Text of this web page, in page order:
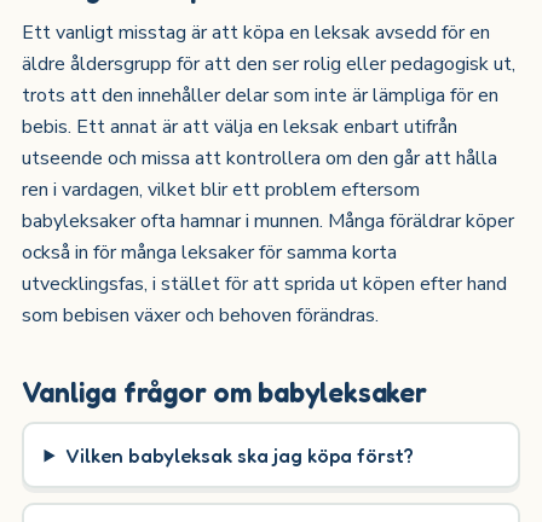
Ett vanligt misstag är att köpa en leksak avsedd för en
äldre åldersgrupp för att den ser rolig eller pedagogisk ut,
trots att den innehåller delar som inte är lämpliga för en
bebis. Ett annat är att välja en leksak enbart utifrån
utseende och missa att kontrollera om den går att hålla
ren i vardagen, vilket blir ett problem eftersom
babyleksaker ofta hamnar i munnen. Många föräldrar köper
också in för många leksaker för samma korta
utvecklingsfas, i stället för att sprida ut köpen efter hand
som bebisen växer och behoven förändras.
Vanliga frågor om babyleksaker
Vilken babyleksak ska jag köpa först?